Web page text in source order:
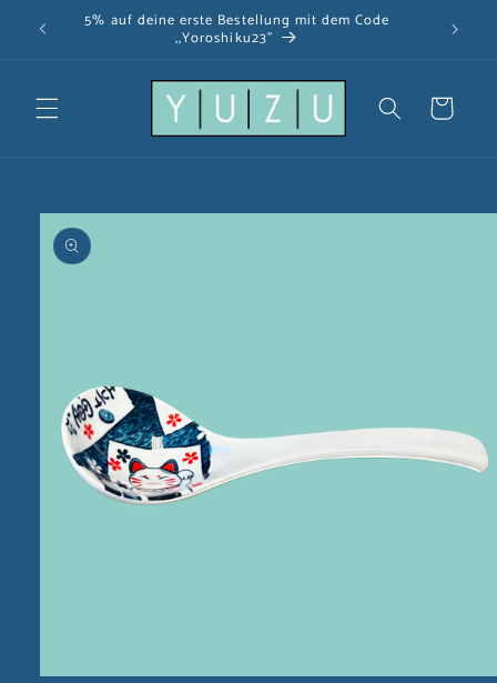
zum 5% auf deine erste Bestellung mit dem Code
,,Yoroshiku23"
Warenkorb